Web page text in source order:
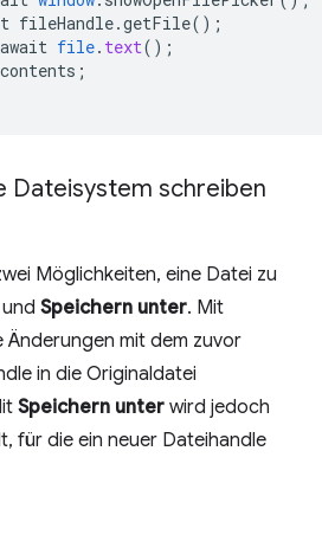
fileHandle.getFile();
await file. text();
contents ;
Dateisystem schreiben
Möglichkeiten, eine Datei zu
und Speichern unter. Mit
Änderungen mit dem zuvor
in die Originaldatei
Speichern unter wird jedoch
für die ein neuer Dateihandle